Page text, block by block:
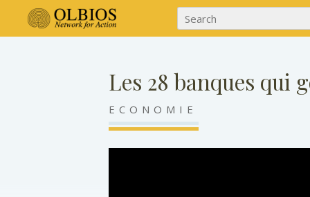
Les 28 banques qui
ECONOMIE